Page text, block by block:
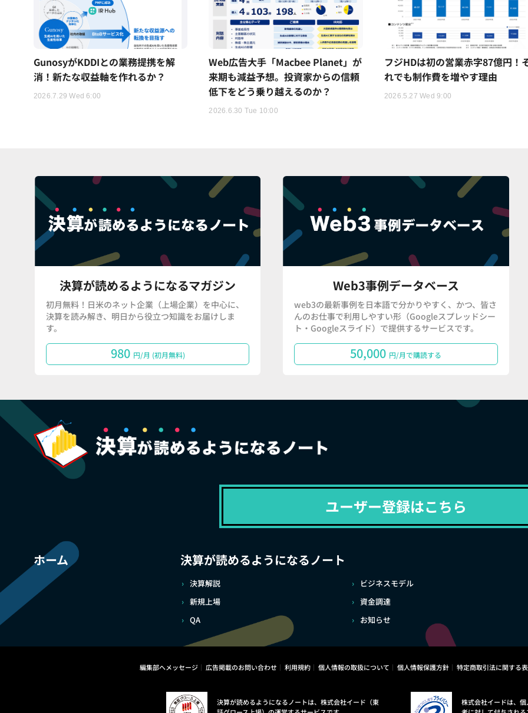
GunosyがKDDIとの業務提携を解
消！新たな収益軸を作れるか？
2026.7.29 Wed 6:00
Web広告大手「Macbee Planet」が
来期も減益予想。投資家からの信頼
低下をどう乗り越えるのか？
2026.6.30 Tue 10:00
フジHDは初の営業赤字87億円！
れでも制作費を増やす理由
2026.5.27 Wed 9:00
決算が読めるようになるマガジン
初月無料！日米のネット企業（上場企業）を中心に、
決算を読み解き、明日から役立つ知識をお届けしま
す。
980 円/月 (初月無料)
Web3事例データベース
web3の最新事例を日本語で分かりやすく、かつ、皆さ
んのお仕事で利用しやすい形（Googleスプレッドシー
ト・Googleスライド）で提供するサービスです。
50,000 円/月で購読する
ユーザー登録はこちら
ホーム 決算が読めるようになるノート
決算解説
ビジネスモデル
新規上場
資金調達
QA
お知らせ
編集部へメッセージ 広告掲載のお問い合わせ 利用規約 個人情報の取扱について 個人情報保護方針 特定商取引法に関する
決算が読めるようになるノートは、株式会社イード（東
株式会社イードは、